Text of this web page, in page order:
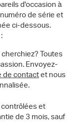
d'occasion à
de série et
ci-dessous.
Toutes
Envoyez-
de contact et nous
et
de 3 mois, sauf